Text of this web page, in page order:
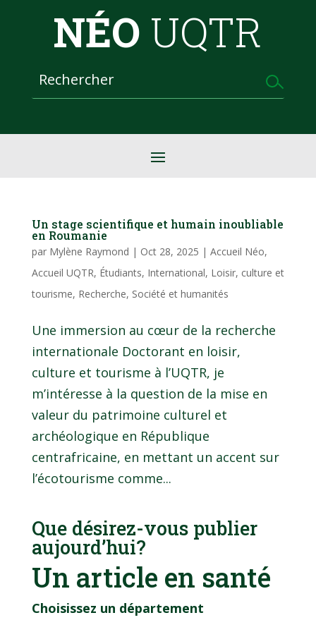
NÉO UQTR
Un stage scientifique et humain inoubliable
en Roumanie
par Mylène Raymond | Oct 28, 2025 | Accueil Néo,
Accueil UQTR, Étudiants, International, Loisir, culture et
tourisme, Recherche, Société et humanités
Une immersion au cœur de la recherche
internationale Doctorant en loisir,
culture et tourisme à l’UQTR, je
m’intéresse à la question de la mise en
valeur du patrimoine culturel et
archéologique en République
centrafricaine, en mettant un accent sur
l’écotourisme comme...
Que désirez-vous publier
aujourd’hui?
Un article en santé
Choisissez un département